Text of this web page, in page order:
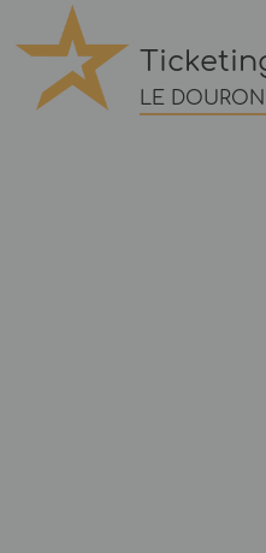
LE